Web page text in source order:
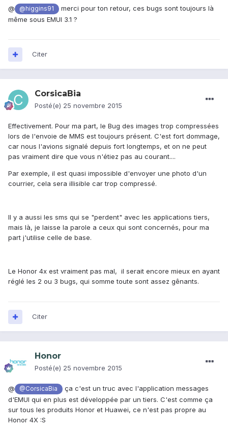
@ @higgins91
merci pour ton retour, ces bugs sont toujours là
même sous EMUI 3.1 ?
Citer
CorsicaBia
Posté(e) 25 novembre 2015
Effectivement. Pour ma part, le Bug des images trop compressées
lors de l'envoie de MMS est toujours présent. C'est fort dommage,
car nous l'avions signalé depuis fort longtemps, et on ne peut
pas vraiment dire que vous n'étiez pas au courant....
Par exemple, il est quasi impossible d'envoyer une photo d'un
courrier, cela sera illisible car trop compressé.
Il y a aussi les sms qui se "perdent" avec les applications tiers,
mais là, je laisse la parole a ceux qui sont concernés, pour ma
part j'utilise celle de base.
Le Honor 4x est vraiment pas mal, il serait encore mieux en ayant
réglé les 2 ou 3 bugs, qui somme toute sont assez gênants.
Citer
Honor
Posté(e) 25 novembre 2015
@ @CorsicaBia
ça c'est un truc avec l'application messages
d'EMUI qui en plus est développée par un tiers. C'est comme ça
sur tous les produits Honor et Huawei, ce n'est pas propre au
Honor 4X :S